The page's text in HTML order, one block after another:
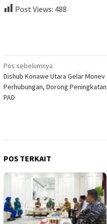
Post Views: 488
Navigasi
pos
Pos sebelumnya
Dishub Konawe Utara Gelar Monev
Perhubungan, Dorong Peningkatan
PAD
POS TERKAIT